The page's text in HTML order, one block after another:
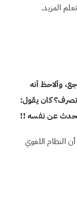
المزيد.
وألاحظ أنه
كانيقول:
عن نفسه!!
النظام اللغوي